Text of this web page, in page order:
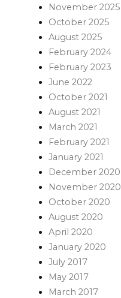
November 2025
October 2025
August 2025
February 2024
February 2023
June 2022
October 2021
August 2021
March 2021
February 2021
January 2021
December 2020
November 2020
October 2020
August 2020
April 2020
January 2020
July 2017
May 2017
March 2017